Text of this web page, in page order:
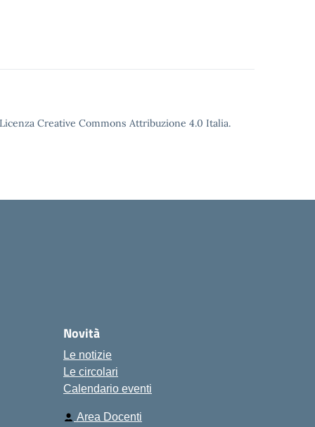
Creative Commons Attribuzione 4.0 Italia.
Novità
Le notizie
Le circolari
Calendario eventi
Area Docenti